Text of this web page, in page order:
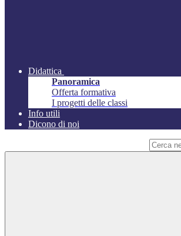
Didattica
Panoramica
Offerta formativa
I progetti delle classi
Info utili
Dicono di noi